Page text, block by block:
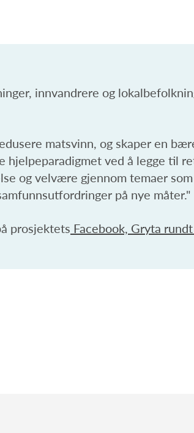
innvandrere og
matsvinn, og skaper en
hjelpeparadigmet ved å legge til
og velvære gjennom temaer
på nye måter."
prosjektets Facebook, Gryta rundt